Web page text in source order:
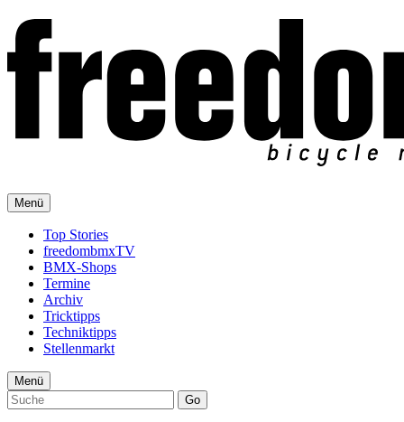
Menü
Top Stories
freedombmxTV
BMX-Shops
Termine
Archiv
Tricktipps
Techniktipps
Stellenmarkt
Menü
Go